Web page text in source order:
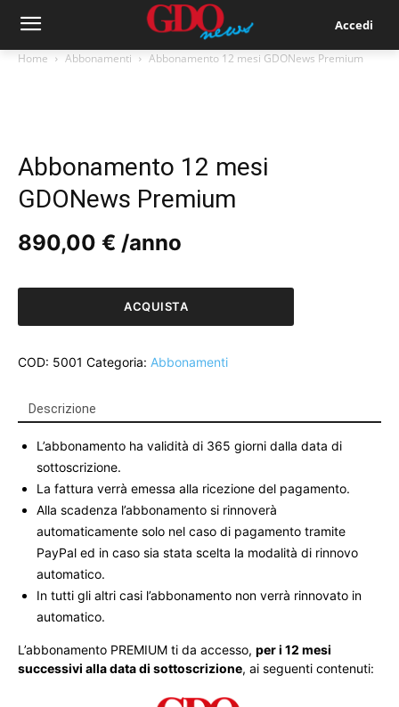
Accedi
Home Abbonamenti Abbonamento 12 mesi GDONews Premium
Abbonamento 12 mesi
GDONews Premium
890,00 € /anno
Abbonamento
mesi
Premium
ACQUISTA
COD: 5001 Categoria: Abbonamenti
Descrizione
L’abbonamento ha validità di 365 giorni dalla data di
sottoscrizione.
La fattura verrà emessa alla ricezione del pagamento.
Alla scadenza l’abbonamento si rinnoverà
automaticamente solo nel caso di pagamento tramite
PayPal ed in caso sia stata scelta la modalità di rinnovo
automatico.
In tutti gli altri casi l’abbonamento non verrà rinnovato in
automatico.
L’abbonamento PREMIUM ti da accesso, per i 12 mesi
successivi alla data di sottoscrizione, ai seguenti contenuti: